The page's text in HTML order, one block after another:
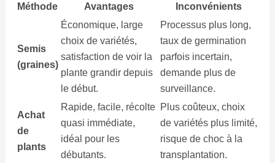
Méthode Avantages Inconvénients
Semis
(graines)
Économique, large
choix de variétés,
satisfaction de voir la
plante grandir depuis
le début.
Processus plus long,
taux de germination
parfois incertain,
demande plus de
surveillance.
Achat
de
plants
Rapide, facile, récolte
quasi immédiate,
idéal pour les
débutants.
Plus coûteux, choix
de variétés plus limité,
risque de choc à la
transplantation.